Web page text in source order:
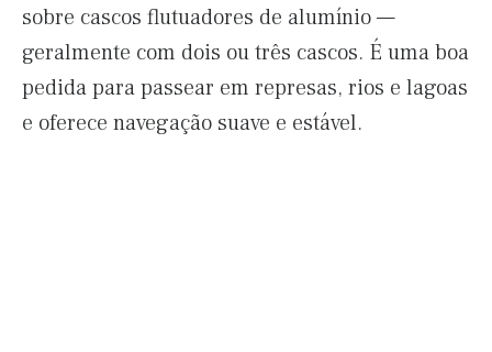
sobre cascos flutuadores de alumínio —
geralmente com dois ou três cascos. É uma boa
pedida para passear em represas, rios e lagoas
e oferece navegação suave e estável.